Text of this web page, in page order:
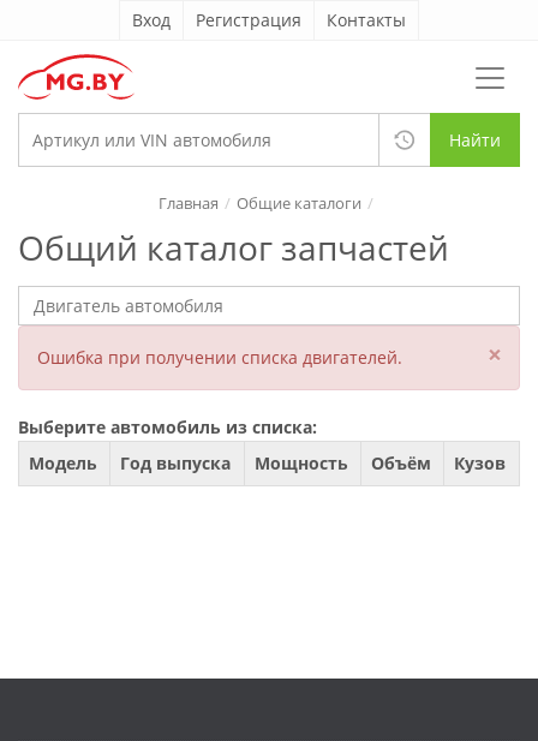
Вход Регистрация Контакты
Найти
Общий каталог запчастей
Главная Общие каталоги
Ошибка при получении списка двигателей. ×
Выберите автомобиль из списка:
Модель
Год выпуска Мощность Объём Кузов